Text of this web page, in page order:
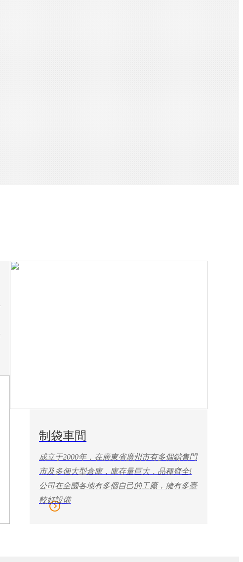
制袋車間
成立于2000年，在廣東省廣州市有多個銷售門
市及多個大型倉庫，庫存量巨大，品種齊全!
公司在全國各地有多個自己的工廠，擁有多臺
較好設備